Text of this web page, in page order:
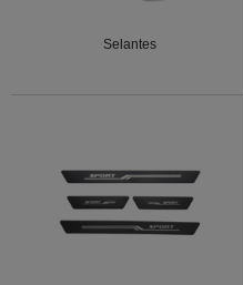
Selantes